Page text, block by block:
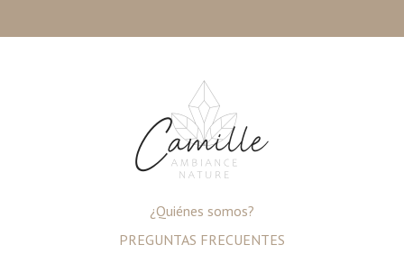
¿Quiénes somos?
PREGUNTAS FRECUENTES